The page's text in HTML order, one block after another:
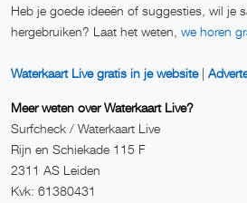
Heb je goede ideeën of suggesties, wil je
hergebruiken? Laat het weten, we horen
Waterkaart Live gratis in je website|
Meer weten over Waterkaart Live?
Surfcheck / Waterkaart Live
Rijn en Schiekade 115 F
2311 AS Leiden
Kvk: 61380431